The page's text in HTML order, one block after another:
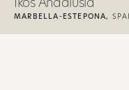
Ikos Andalusia
MARBELLA-ESTEPONA,